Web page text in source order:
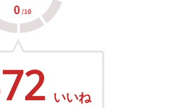
いいね